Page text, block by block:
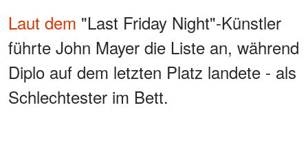
Laut dem "Last Friday Night"-Künstler
führte John Mayer die Liste an, während
Diplo auf dem letzten Platz landete - als
Schlechtester im Bett.